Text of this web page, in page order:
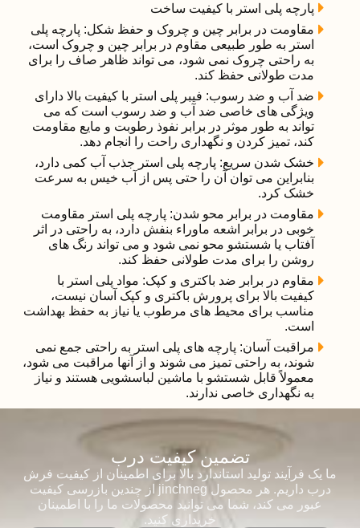
پارچه پلی استر با کیفیت ساخت
مقاومت در برابر چین و چروک و حفظ شکل: پارچه پلی
استر به طور طبیعی مقاوم در برابر چین و چروک است،
به راحتی چروک نمی شود، می تواند ظاهر صاف را برای
مدت طولانی حفظ کند.
ضد آب و ضد رسوب: فیبر پلی استر با کیفیت بالا دارای
ویژگی های خاصی ضد آب و ضد رسوب است که می
تواند به طور موثر در برابر نفوذ رطوبت و مایع مقاومت
کند، تمیز کردن و نگهداری راحت را انجام دهد.
خشک شدن سریع: پارچه پلی استر جذب آب کمی دارد،
بنابراین می توان آن را حتی پس از آب خیس به سرعت
خشک کرد.
مقاومت در برابر محو شدن: پارچه پلی استر مقاومت
خوبی در برابر اشعه ماوراء بنفش دارد، به راحتی در اثر
آفتاب یا شستشو محو نمی شود و می تواند رنگ های
روشن را برای مدت طولانی حفظ کند.
مقاوم در برابر ضد باکتری و کپک: مواد پلی استر با
کیفیت بالا برای پرورش باکتری و کپک آسان نیست،
مناسب برای محیط های مرطوب یا نیاز به حفظ بهداشت
است.
مراقبت آسان: پارچه های پلی استر به راحتی جمع نمی
شوند، به راحتی تمیز می شوند و از آنها مراقبت می شود،
معمولاً قابل شستشو با ماشین لباسشویی هستند و نیاز
به نگهداری خاصی ندارند.
تضمین کیفیت درب
ما یک فرآیند تولید استاندارد بالا برای اطمینان از کیفیت فرش
درب داریم. هر محصول jinchneg از چندین بازرسی کیفیت
عبور می کند، شما می توانید محصولات ما را با اطمینان
خریداری کنید.